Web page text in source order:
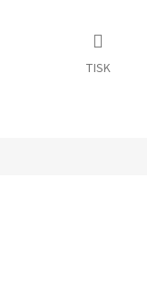
TISK